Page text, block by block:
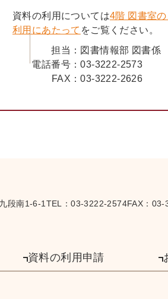
資料の利用については4階 図書室
利用にあたって をご覧ください。
担当： 図書情報部 図書係
電話番号：03-3222-2573
FAX：03-3222-2626
段南1-6-1 TEL：03-3222-2574FAX：
資料の利用申請